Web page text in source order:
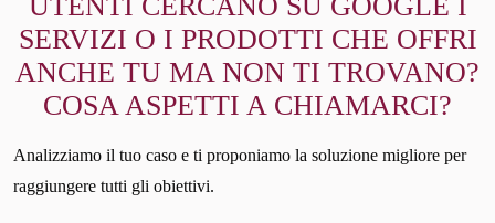
SERVIZI O I PRODOTTI CHE OFFRI
ANCHE TU MA NON TI TROVANO?
COSA ASPETTI A CHIAMARCI?
Analizziamo il tuo caso e ti proponiamo la soluzione migliore per
raggiungere tutti gli obiettivi.